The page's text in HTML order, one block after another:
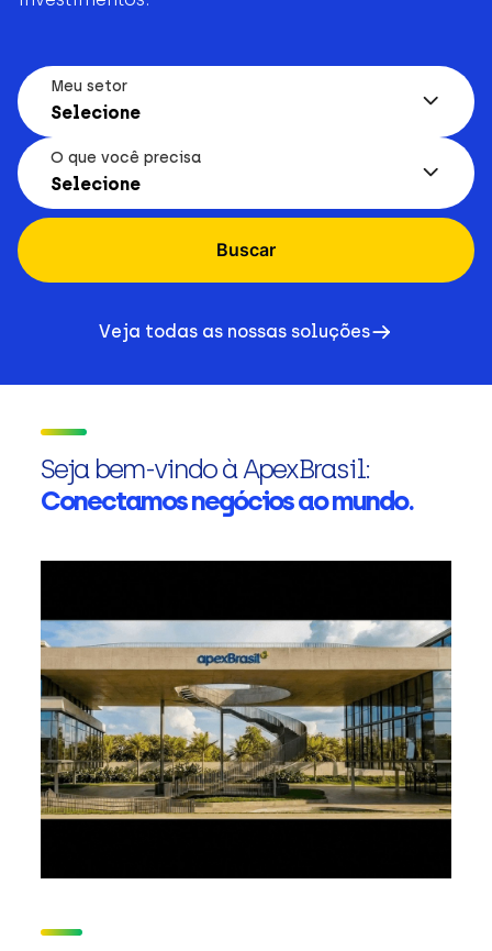
Meu setor
Selecione
O que você precisa
Selecione
Buscar
Veja todas as nossas soluções
Seja bem-vindo à ApexBrasil:
Conectamos negócios ao mundo.